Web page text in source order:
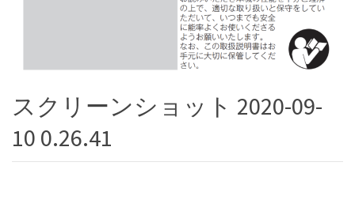
スクリーンショット 2020-09-
10 0.26.41